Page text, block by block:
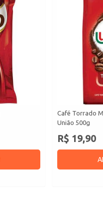
Café Torrado
União 500g
R$ 19,90